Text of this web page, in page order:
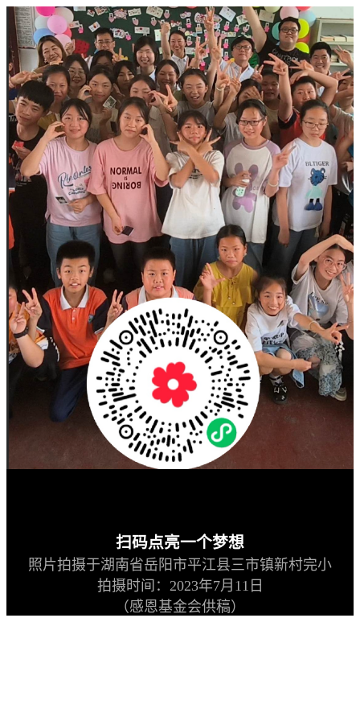
扫码点亮一个梦想
照片拍摄于湖南省岳阳市平江县三市镇新村完小
拍摄时间：2023年7月11日
（感恩基金会供稿）